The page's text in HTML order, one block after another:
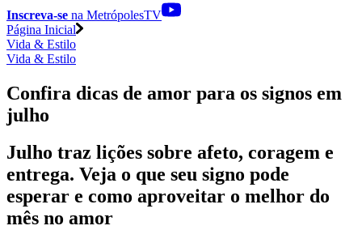
Inscreva-se na MetrópolesTV
Página Inicial
Vida & Estilo
Vida & Estilo
Confira dicas de amor para os signos em
julho
Julho traz lições sobre afeto, coragem e
entrega. Veja o que seu signo pode
esperar e como aproveitar o melhor do
mês no amor